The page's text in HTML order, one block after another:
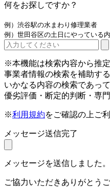
何をお探しですか？
例）渋谷駅の水まわり修理業者
例）世田谷区の土日にやっている
※本機能は検索内容から推
事業者情報の検索を補助する
いかなる内容の検索であっ
優劣評価・断定的判断・専
※利用規約をご確認の上ご
メッセージ送信完了
メッセージを送信しました。
ご協力いただきありがとう